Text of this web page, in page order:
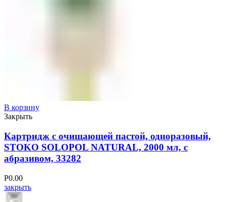
В корзину
Закрыть
Картридж с очищающей пастой, одноразовый,
STOKO SOLOPOL NATURAL, 2000 мл, с
абразивом, 33282
Р0.00
закрыть